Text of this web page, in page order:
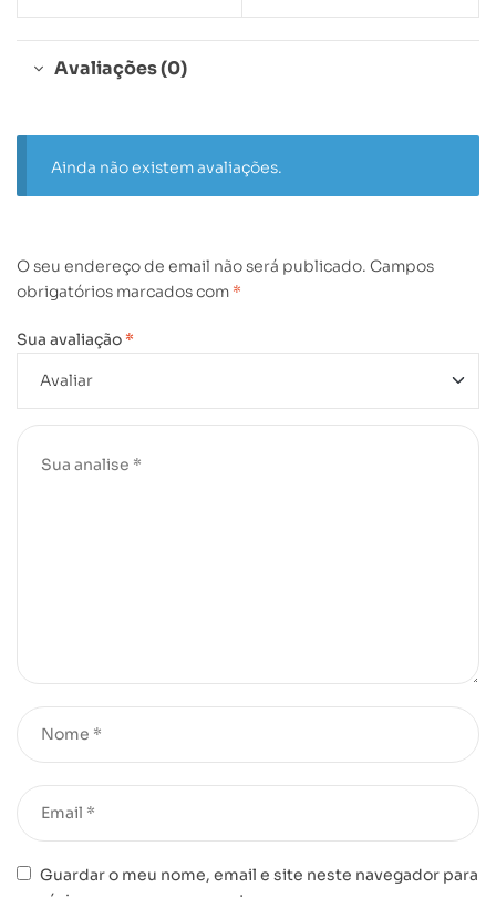
Avaliações (0)
Ainda não existem avaliações.
O seu endereço de email não será publicado. Campos
obrigatórios marcados com *
Sua avaliação *
Guardar o meu nome, email e site neste navegador para